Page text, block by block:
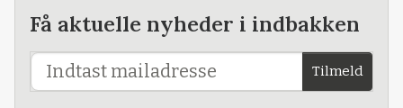
Få aktuelle nyheder i indbakken
Tilmeld